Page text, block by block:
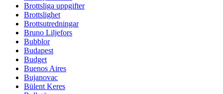
Brottsliga uppgifter
Brottslighet
Brottsutredningar
Bruno Liljefors
Bubblor
Budapest
Budget
Buenos Aires
Bujanovac
Bülent Keres